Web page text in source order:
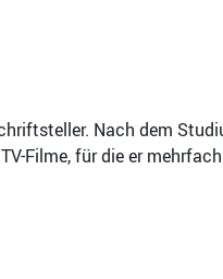
Nach dem
Filme, für die er